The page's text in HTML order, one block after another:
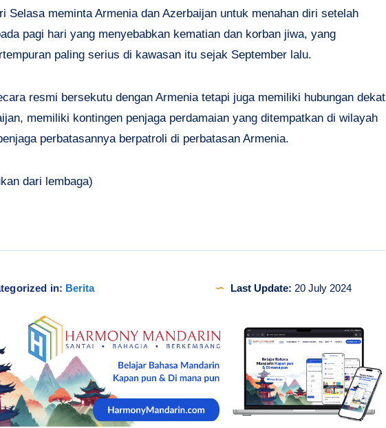
Selasa meminta Armenia dan Azerbaijan untuk menahan diri setelah
pagi hari yang menyebabkan kematian dan korban jiwa, yang
paling serius di kawasan itu sejak September lalu.
resmi bersekutu dengan Armenia tetapi juga memiliki hubungan dekat
memiliki kontingen penjaga perdamaian yang ditempatkan di wilayah
perbatasannya berpatroli di perbatasan Armenia.
dari lembaga)
in: Berita Last Update: 20 July 2024